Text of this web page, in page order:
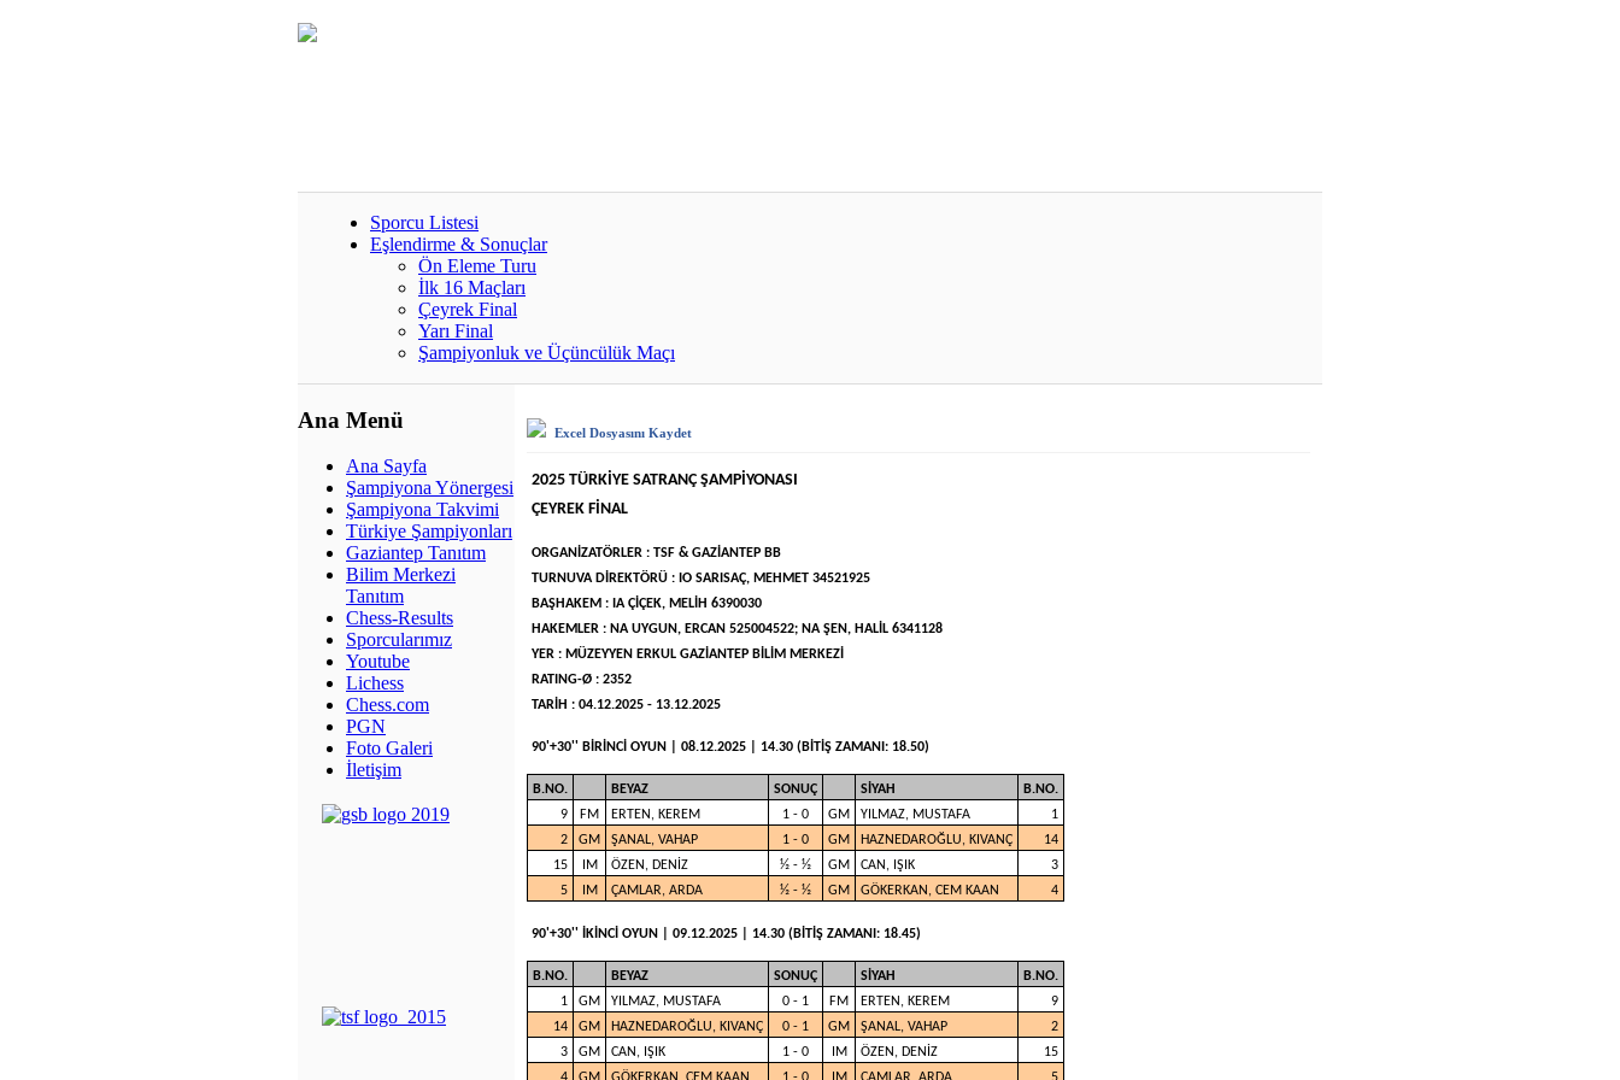
Sporcu Listesi
Eşlendirme & Sonuçlar
Ön Eleme Turu
İlk 16 Maçları
Çeyrek Final
Yarı Final
Şampiyonluk ve Üçüncülük Maçı
Ana Menü
Ana Sayfa
Şampiyona Yönergesi
Şampiyona Takvimi
Türkiye Şampiyonları
Gaziantep Tanıtım
Bilim Merkezi
Tanıtım
Chess-Results
Sporcularımız
Youtube
Lichess
Chess.com
PGN
Foto Galeri
İletişim
Excel Dosyasını Kaydet
2025 TÜRKİYE SATRANÇ ŞAMPİYONASI
ÇEYREK FİNAL
ORGANİZATÖRLER : TSF & GAZİANTEP BB
TURNUVA DİREKTÖRÜ : IO SARISAÇ, MEHMET 34521925
BAŞHAKEM : IA ÇİÇEK, MELİH 6390030
HAKEMLER : NA UYGUN, ERCAN 525004522; NA ŞEN, HALİL 6341128
YER : MÜZEYYEN ERKUL GAZİANTEP BİLİM MERKEZİ
RATING-Ø : 2352
TARİH : 04.12.2025 - 13.12.2025
90'+30'' BİRİNCİ OYUN | 08.12.2025 | 14.30 (BİTİŞ ZAMANI: 18.50)
B.NO. BEYAZ SONUÇ SİYAH
B.NO.
9
FM ERTEN, KEREM 1 - 0 GM YILMAZ, MUSTAFA
1
2
GM ŞANAL, VAHAP 1 - 0 GM HAZNEDAROĞLU, KIVANÇ
14
15
IM ÖZEN, DENİZ ½ - ½ GM CAN, IŞIK
3
5
IM ÇAMLAR, ARDA ½ - ½ GM GÖKERKAN, CEM KAAN 4
90'+30'' İKİNCİ OYUN | 09.12.2025 | 14.30 (BİTİŞ ZAMANI: 18.45)
B.NO. BEYAZ SONUÇ SİYAH
B.NO.
1
GM YILMAZ, MUSTAFA 0 - 1 FM ERTEN, KEREM
9
14
GM HAZNEDAROĞLU, KIVANÇ 0 - 1 GM ŞANAL, VAHAP
2
3
GM CAN, IŞIK 1 - 0 IM ÖZEN, DENİZ
15